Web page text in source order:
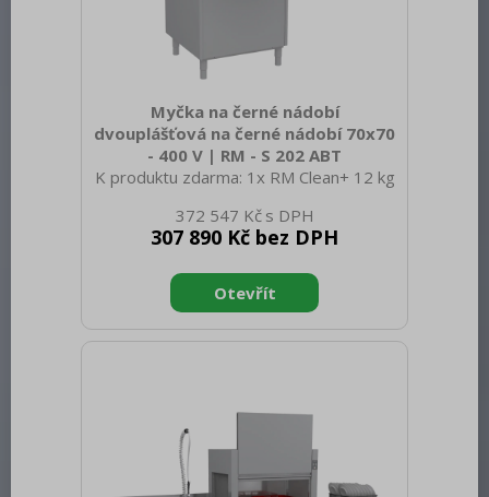
Myčka na černé nádobí
dvouplášťová na černé nádobí 70x70
- 400 V | RM - S 202 ABT
K produktu zdarma: 1x RM Clean+ 12 kg
(00012273) Sap kód: 00011972 Šířka
netto [mm]: 850 Hloubka netto [mm]:
netto [kg]: 181.00 Šířka brutto [mm]:
1000 Hloubka brutto [mm]: 950 Výška
brutto [mm]: 2200 Hmotnost brutto
Napájení: 400 V / 3N - 50 Hz Počet
programů: 8 Otevírání zařízení: V
372 547 Kč
307 890 Kč bez DPH